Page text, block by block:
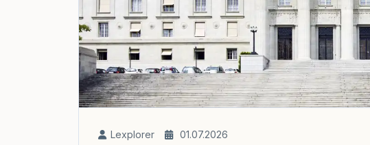
Lexplorer 01.07.2026